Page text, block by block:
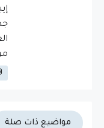
من 2000
مواضيع ذات صلة